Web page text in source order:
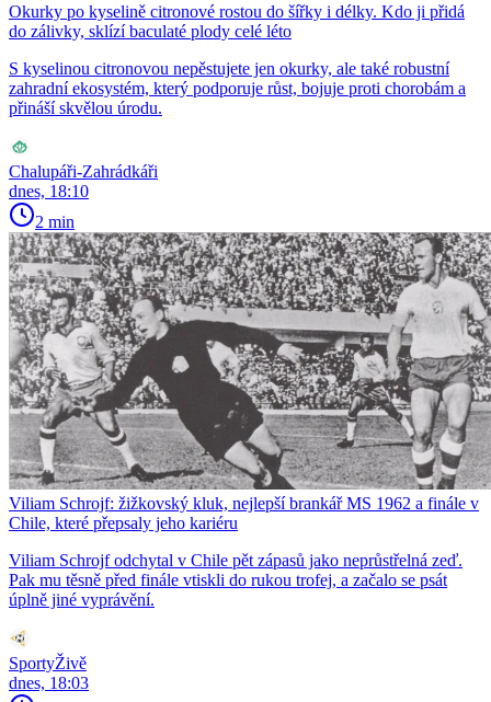
Okurky po kyselině citronové rostou do šířky i délky. Kdo ji přidá
do zálivky, sklízí baculaté plody celé léto
S kyselinou citronovou nepěstujete jen okurky, ale také robustní
zahradní ekosystém, který podporuje růst, bojuje proti chorobám a
přináší skvělou úrodu.
Chalupáři-Zahrádkáři
dnes, 18:10
2 min
Viliam Schrojf: žižkovský kluk, nejlepší brankář MS 1962 a finále v
Chile, které přepsaly jeho kariéru
Viliam Schrojf odchytal v Chile pět zápasů jako neprůstřelná zeď.
Pak mu těsně před finále vtiskli do rukou trofej, a začalo se psát
úplně jiné vyprávění.
SportyŽivě
dnes, 18:03